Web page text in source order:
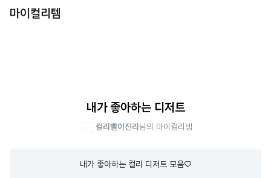
마이컬리템
내가 좋아하는 디저트
컬리빨이진리 님의 마이컬리템
내가 좋아하는 컬리 디저트 모음♡